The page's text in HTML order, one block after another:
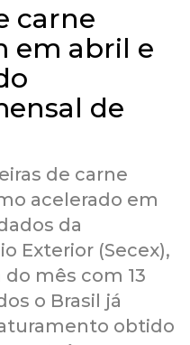
carne
em abril e
de
de carne
acelerado em
da
Exterior (Secex),
mês com 13
o Brasil já
obtido